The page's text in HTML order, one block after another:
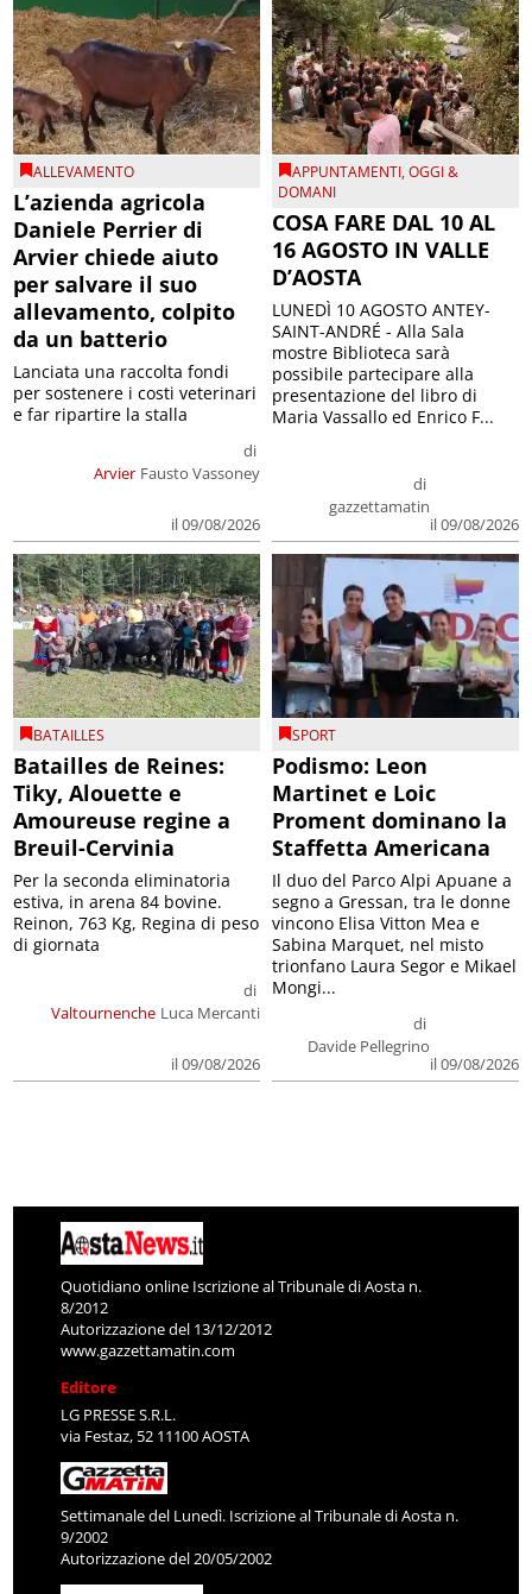
ALLEVAMENTO
L’azienda agricola
Daniele Perrier di
Arvier chiede aiuto
per salvare il suo
allevamento, colpito
da un batterio
Arvier
di
Fausto Vassoney
il 09/08/2026
Lanciata una raccolta fondi
per sostenere i costi veterinari
e far ripartire la stalla
APPUNTAMENTI,OGGI &
DOMANI
COSA FARE DAL 10 AL
16 AGOSTO IN VALLE
D’AOSTA
di
gazzettamatin
il 09/08/2026
LUNEDÌ 10 AGOSTO ANTEY-
SAINT-ANDRÉ - Alla Sala
mostre Biblioteca sarà
possibile partecipare alla
presentazione del libro di
Maria Vassallo ed Enrico F...
BATAILLES
Batailles de Reines:
Tiky, Alouette e
Amoureuse regine a
Breuil-Cervinia
Valtournenche
di
Luca Mercanti
il 09/08/2026
Per la seconda eliminatoria
estiva, in arena 84 bovine.
Reinon, 763 Kg, Regina di peso
di giornata
SPORT
Podismo: Leon
Martinet e Loic
Proment dominano la
Staffetta Americana
di
Davide Pellegrino
il 09/08/2026
Il duo del Parco Alpi Apuane a
segno a Gressan, tra le donne
vincono Elisa Vitton Mea e
Sabina Marquet, nel misto
trionfano Laura Segor e Mikael
Mongi...
Quotidiano online Iscrizione al Tribunale di Aosta n.
8/2012
Autorizzazione del 13/12/2012
www.gazzettamatin.com
Editore
LG PRESSE S.R.L.
via Festaz, 52 11100 AOSTA
Settimanale del Lunedì. Iscrizione al Tribunale di Aosta n.
9/2002
Autorizzazione del 20/05/2002